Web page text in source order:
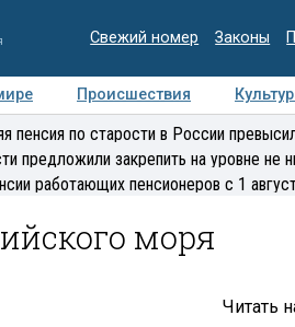
Свежий номер Законы
Происшествия
Медиацентр Интервью
пенсия по старости в России
предложили закрепить на уровне не
работающих пенсионеров с 1
моря
Читать